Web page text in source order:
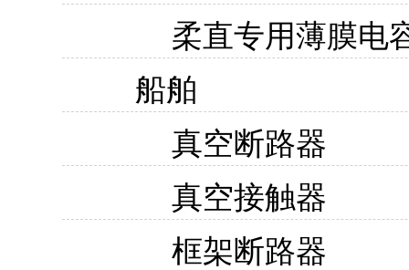
柔直专用薄膜电
船舶
真空断路器
真空接触器
框架断路器